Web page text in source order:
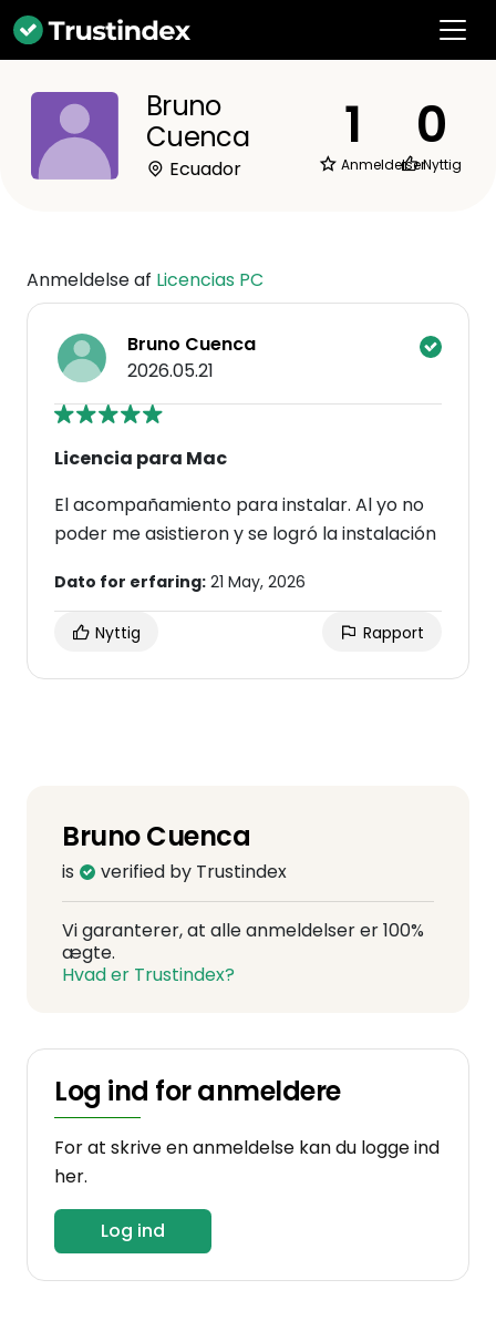
Bruno
Cuenca
Ecuador
1
Anmeldelser
0
Nyttig
Anmeldelse af Licencias PC
Bruno Cuenca
2026.05.21
Licencia para Mac
El acompañamiento para instalar. Al yo no
poder me asistieron y se logró la instalación
Dato for erfaring: 21 May, 2026
Nyttig Rapport
Bruno Cuenca
is verified by Trustindex
Vi garanterer, at alle anmeldelser er 100%
ægte.
Hvad er Trustindex?
Log ind for anmeldere
For at skrive en anmeldelse kan du logge ind
her.
Log ind